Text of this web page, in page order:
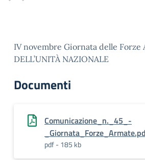
IV novembre Giornata delle Forze
DELL’UNITÀ NAZIONALE
Documenti
Comunicazione_n._45_-
pdf - 185 kb